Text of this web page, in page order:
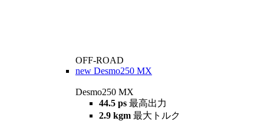
OFF-ROAD
new Desmo250 MX
Desmo250 MX
44.5 ps 最高出力
2.9 kgm 最大トルク